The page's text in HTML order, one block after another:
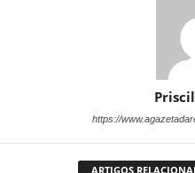
https://
ARTIGOS